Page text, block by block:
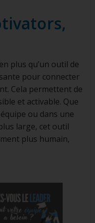
plus qu’un outil de
pour connecter
Cela permettent de
et activable. Que
ou dans une
large, cet outil
plus humain,